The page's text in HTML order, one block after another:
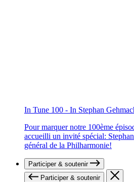
In Tune 100 - In Stephan
Pour marquer notre 100ème
accueilli un invité spécial:
général de la Philharmonie!
Participer & soutenir
Participer & soutenir